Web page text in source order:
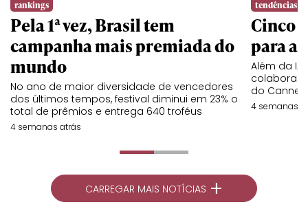
rankings
Pela 1ª vez, Brasil tem
campanha mais premiada do
mundo
No ano de maior diversidade de vencedores
dos últimos tempos, festival diminui em 23% o
total de prêmios e entrega 640 troféus
4 semanas atrás
tendências
Cinco
para a
Além da
do Cannes
4 semanas
CARREGAR MAIS NOTÍCIAS +